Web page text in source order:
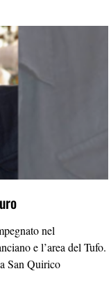
nel
e l’area del Tufo.
San Quirico